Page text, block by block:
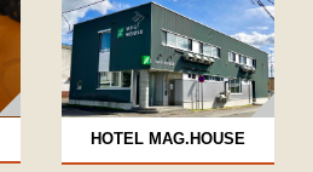
HOTEL MAG.HOUSE